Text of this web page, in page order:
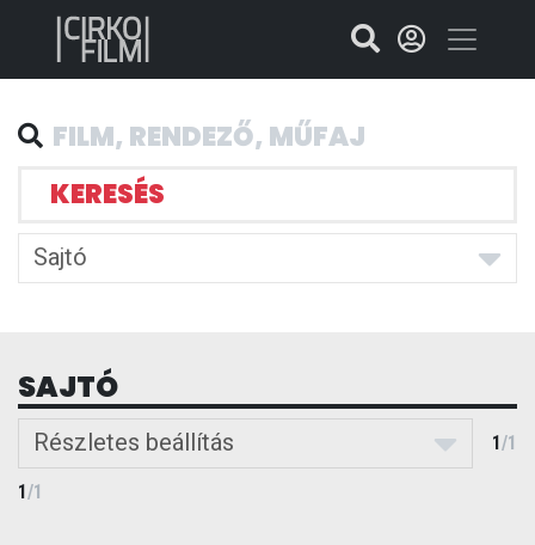
KERESÉS
Sajtó
SAJTÓ
Részletes beállítás 1/1
1/1